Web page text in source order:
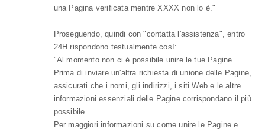
una Pagina verificata mentre XXXX non lo è."
Proseguendo, quindi con "contatta l'assistenza", entro
24H rispondono testualmente così:
"Al momento non ci è possibile unire le tue Pagine.
Prima di inviare un'altra richiesta di unione delle Pagine,
assicurati che i nomi, gli indirizzi, i siti Web e le altre
informazioni essenziali delle Pagine corrispondano il più
possibile.
Per maggiori informazioni su come unire le Pagine e